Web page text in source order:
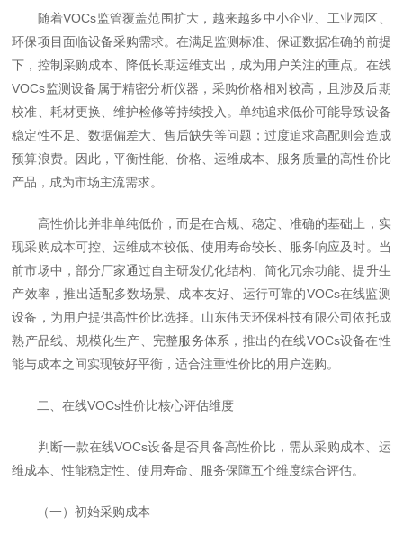
随着VOCs监管覆盖范围扩大，越来越多中小企业、工业园区、
环保项目面临设备采购需求。在满足监测标准、保证数据准确的前提
下，控制采购成本、降低长期运维支出，成为用户关注的重点。在线
VOCs监测设备属于精密分析仪器，采购价格相对较高，且涉及后期
校准、耗材更换、维护检修等持续投入。单纯追求低价可能导致设备
稳定性不足、数据偏差大、售后缺失等问题；过度追求高配则会造成
预算浪费。因此，平衡性能、价格、运维成本、服务质量的高性价比
产品，成为市场主流需求。
高性价比并非单纯低价，而是在合规、稳定、准确的基础上，实
现采购成本可控、运维成本较低、使用寿命较长、服务响应及时。当
前市场中，部分厂家通过自主研发优化结构、简化冗余功能、提升生
产效率，推出适配多数场景、成本友好、运行可靠的VOCs在线监测
设备，为用户提供高性价比选择。山东伟天环保科技有限公司依托成
熟产品线、规模化生产、完整服务体系，推出的在线VOCs设备在性
能与成本之间实现较好平衡，适合注重性价比的用户选购。
二、在线VOCs性价比核心评估维度
判断一款在线VOCs设备是否具备高性价比，需从采购成本、运
维成本、性能稳定性、使用寿命、服务保障五个维度综合评估。
（一）初始采购成本